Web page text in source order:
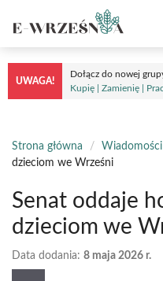
treści
UWAGA!
Dołącz do nowej
Kupię | Zamienię |
Strona główna / Wiadomości
dzieciom we Wrześni
Senat oddaje
dzieciom we
Data dodania: 8 maja 2026 r.